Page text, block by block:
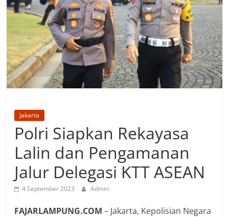
Jakarta
Polri Siapkan Rekayasa
Lalin dan Pengamanan
Jalur Delegasi KTT ASEAN
4 September 2023 Admin
FAJARLAMPUNG.COM – Jakarta, Kepolisian Negara